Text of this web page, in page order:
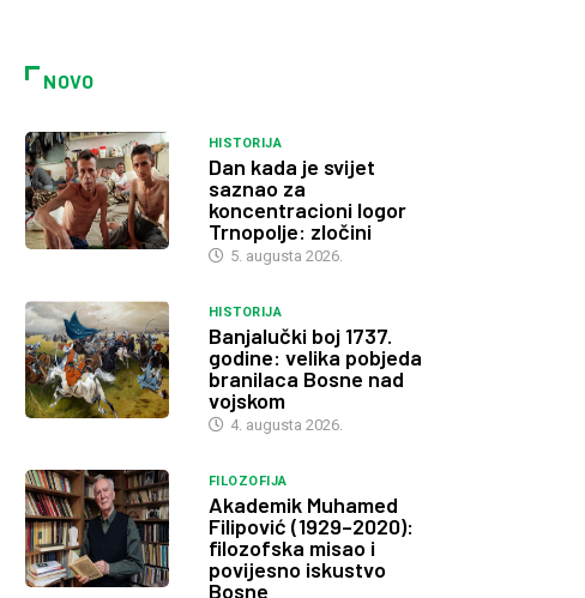
NOVO
HISTORIJA
Dan kada je svijet
saznao za
koncentracioni logor
Trnopolje: zločini
5. augusta 2026.
HISTORIJA
Banjalučki boj 1737.
godine: velika pobjeda
branilaca Bosne nad
vojskom
4. augusta 2026.
FILOZOFIJA
Akademik Muhamed
Filipović (1929–2020):
filozofska misao i
povijesno iskustvo
Bosne